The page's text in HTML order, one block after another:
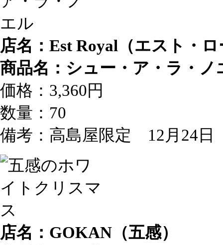
店名：Est Royal（エスト・
商品名：シュー・ア・ラ・ノ
価格：3,360円
数量：70
備考：高島屋限定 12月24日
店名：GOKAN（五感）